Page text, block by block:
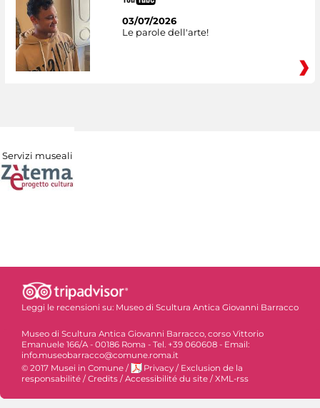
03/07/2026
Le parole dell'arte!
Servizi museali
Leggi le recensioni su: Museo di Scultura Antica Giovanni Barracco
Museo di Scultura Antica Giovanni Barracco, corso Vittorio
Emanuele 166/A - 00186 Roma - Tel. +39 060608 - Email:
info.museobarracco@comune.roma.it
© 2017 Musei in Comune / Privacy / Exclusion de la
responsabilité / Credits / Accessibilité du site / XML-rss